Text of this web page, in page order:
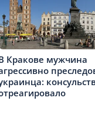
Кракове мужчина